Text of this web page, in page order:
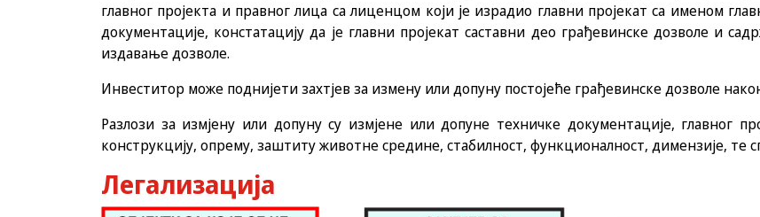
главног пројекта и правног лица са лиценцом који је израдио главни пројекат са именом
документације, констатацију да је главни пројекат саставни део грађевинске дозволе и
издавање дозволе.
Инвеститор може поднијети захтјев за измену или допуну постојеће грађевинске дозволе
Разлози за измјену или допуну су измјене или допуне техничке документације, главног
конструкцију, опрему, заштиту животне средине, стабилност, функционалност, димензије, те
Легализација